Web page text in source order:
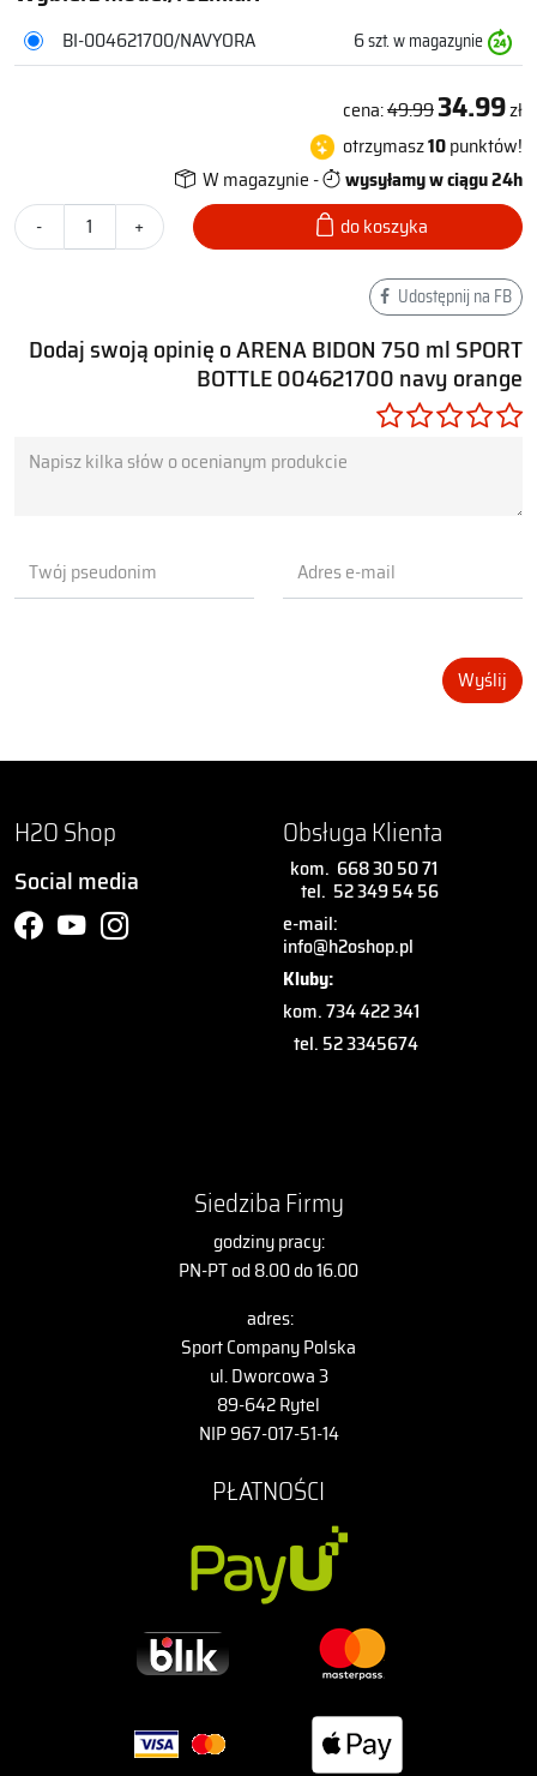
BI-004621700/NAVYORA 6szt. w magazynie
cena:49.9934.99zł
otrzymasz10punktów!
W magazynie -
wysyłamy w ciągu 24h
-
+ do koszyka
Udostępnij na FB
Dodaj swoją opinię o ARENA BIDON 750 ml SPORT
BOTTLE 004621700 navy orange
Wyślij
H2O Shop
Social media
Obsługa Klienta
kom. 668 30 50 71
tel. 52 349 54 56
e-mail:
info@h2oshop.pl
Kluby:
kom. 734 422 341
tel. 52 3345674
Siedziba Firmy
godziny pracy:
PN-PT od 8.00 do 16.00
adres:
Sport Company Polska
ul. Dworcowa 3
89-642 Rytel
NIP 967-017-51-14
PŁATNOŚCI